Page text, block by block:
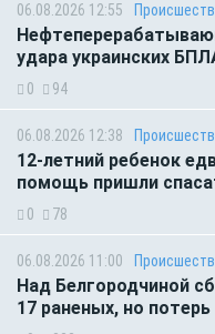
06.08.2026 12:55
удара украинских
0 94
06.08.2026 12:38
12-летний ребенок
помощь пришли
0 78
06.08.2026 11:00
Над Белгородчиной
17 раненых, но потерь